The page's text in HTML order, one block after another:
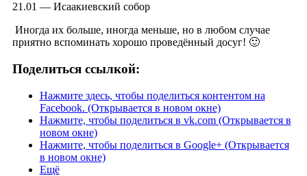
21.01 — Исаакиевский собор
Иногда их больше, иногда меньше, но в любом случае
приятно вспоминать хорошо проведённый досуг! 🙂
Поделиться ссылкой:
Нажмите здесь, чтобы поделиться контентом на
Facebook. (Открывается в новом окне)
Нажмите, чтобы поделиться в vk.com (Открывается в
новом окне)
Нажмите, чтобы поделиться в Google+ (Открывается
в новом окне)
Ещё